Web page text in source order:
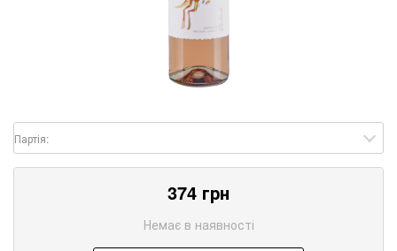
Партія:
374 грн
Немає в наявності